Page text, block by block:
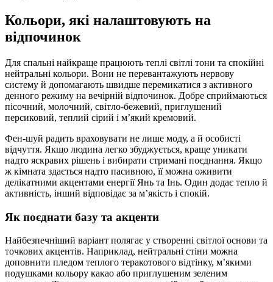
Кольори, які налаштовують на
відпочинок
Для спальні найкраще працюють теплі світлі тони та спокійні
нейтральні кольори. Вони не перевантажують нервову
систему й допомагають швидше перемикатися з активного
денного режиму на вечірній відпочинок. Добре сприймаються
пісочний, молочний, світло-бежевий, приглушений
персиковий, теплий сірий і м’який кремовий.
Фен-шуй радить враховувати не лише моду, а й особисті
відчуття. Якщо людина легко збуджується, краще уникати
надто яскравих рішень і вибирати стримані поєднання. Якщо
ж кімната здається надто пасивною, її можна оживити
делікатними акцентами енергії Янь та Інь. Один додає тепло й
активність, інший відповідає за м’якість і спокій.
Як поєднати базу та акценти
Найбезпечніший варіант полягає у створенні світлої основи та
точкових акцентів. Наприклад, нейтральні стіни можна
доповнити пледом теплого теракотового відтінку, м’якими
подушками кольору какао або приглушеним зеленим